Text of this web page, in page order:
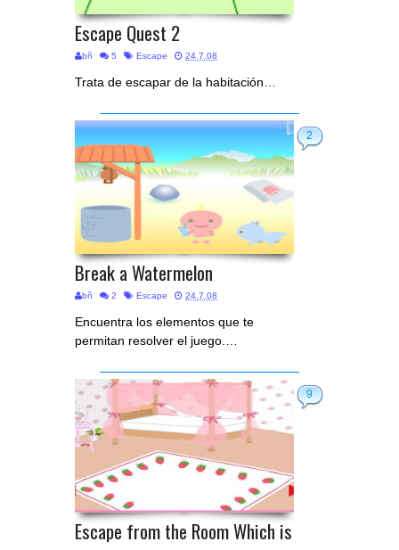
Escape Quest 2
bñ 5 Escape 24.7.08
Trata de escapar de la habitación…
2
Break a Watermelon
bñ 2 Escape 24.7.08
Encuentra los elementos que te
permitan resolver el juego.…
9
Escape from the Room Which is